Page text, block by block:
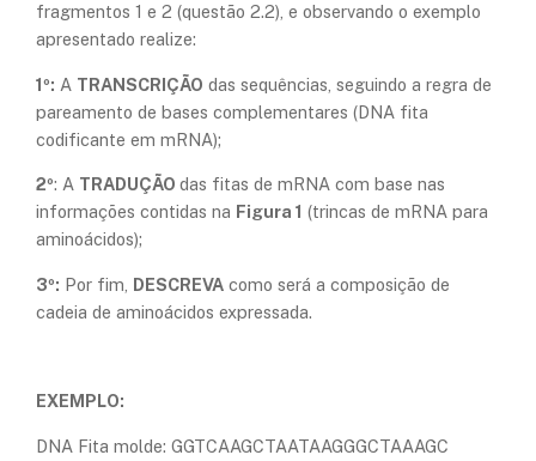
fragmentos 1 e 2 (questão 2.2), e observando o exemplo
apresentado realize:
1º: A TRANSCRIÇÃO das sequências, seguindo a regra de
pareamento de bases complementares (DNA fita
codificante em mRNA);
2º: A TRADUÇÃO das fitas de mRNA com base nas
informações contidas na Figura 1 (trincas de mRNA para
aminoácidos);
3º: Por fim, DESCREVA como será a composição de
cadeia de aminoácidos expressada.
EXEMPLO:
DNA Fita molde: GGTCAAGCTAATAAGGGCTAAAGC